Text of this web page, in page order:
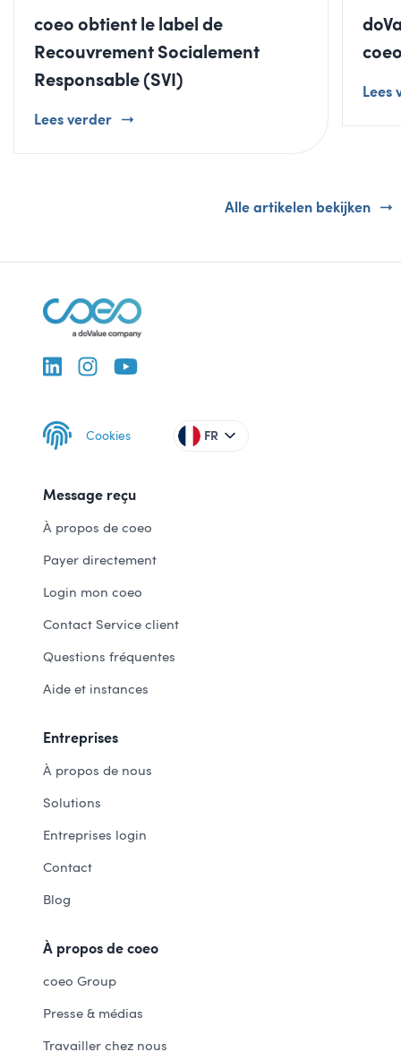
coeo obtient le label de
Recouvrement Socialement
Responsable (SVI)
Lees verder
Lees
Alle artikelen bekijken
Cookies FR
Message reçu
À propos de coeo
Payer directement
Login mon coeo
Contact Service client
Questions fréquentes
Aide et instances
Entreprises
À propos de nous
Solutions
Entreprises login
Contact
Blog
À propos de coeo
coeo Group
Presse & médias
Travailler chez nous